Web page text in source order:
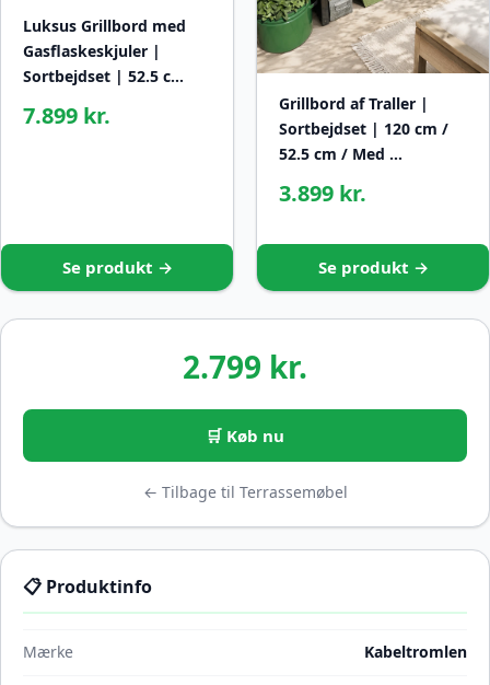
Luksus Grillbord med
Gasflaskeskjuler |
Sortbejdset | 52.5 c…
7.899 kr.
Se produkt →
Grillbord af Traller |
Sortbejdset | 120 cm /
52.5 cm / Med …
3.899 kr.
Se produkt →
2.799 kr.
🛒 Køb nu
← Tilbage til Terrassemøbel
📋 Produktinfo
Mærke Kabeltromlen